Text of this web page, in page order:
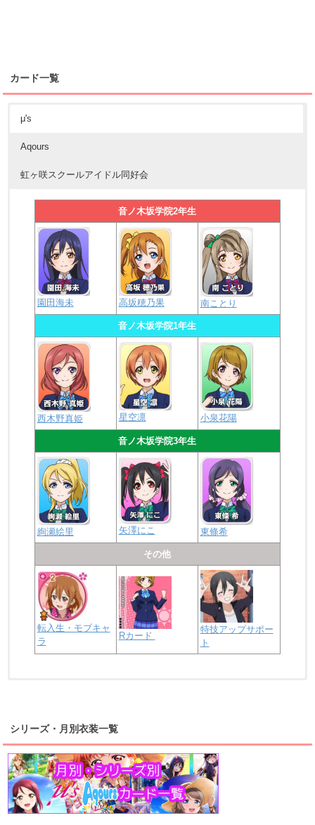
カード一覧
μ's
Aqours
虹ヶ咲スクールアイドル同好会
音ノ木坂学院2年生
園田海未 高坂穂乃果 南ことり
音ノ木坂学院1年生
西木野真姫 星空凛 小泉花陽
音ノ木坂学院3年生
絢瀬絵里 矢澤にこ 東條希
その他
転入生・モブキャ
ラ
Rカード
特技アップサポー
ト
桜内梨子 高海千歌 渡辺曜
浦の星女学院1年生
上原歩夢 宮下愛 優木せつ菜
虹ヶ咲学園1年生
シリーズ・月別衣装一覧